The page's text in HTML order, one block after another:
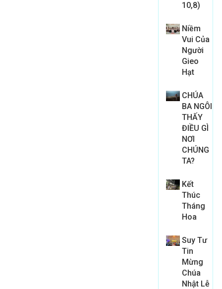
10,8)
Niềm
Vui Của
Người
Gieo
Hạt
CHÚA
BA NGÔI
THẤY
ĐIỀU GÌ
NƠI
CHÚNG
TA?
Kết
Thúc
Tháng
Hoa
Suy Tư
Tin
Mừng
Chúa
Nhật Lễ